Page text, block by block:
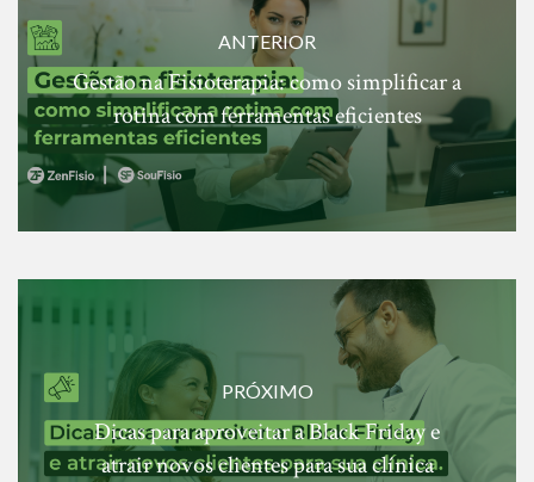
ANTERIOR
Gestão na Fisioterapia: como simplificar a
rotina com ferramentas eficientes
PRÓXIMO
Dicas para aproveitar a Black Friday e
atrair novos clientes para sua clínica